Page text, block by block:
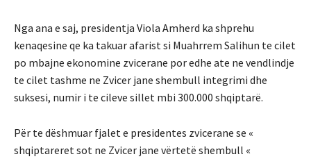
Nga ana e saj, presidentja Viola Amherd ka shprehu
kenaqesine qe ka takuar afarist si Muahrrem Salihun te cilet
po mbajne ekonomine zvicerane por edhe ate ne vendlindje
te cilet tashme ne Zvicer jane shembull integrimi dhe
suksesi, numir i te cileve sillet mbi 300.000 shqiptarë.
Për te dëshmuar fjalet e presidentes zvicerane se «
shqiptareret sot ne Zvicer jane vërtetë shembull «